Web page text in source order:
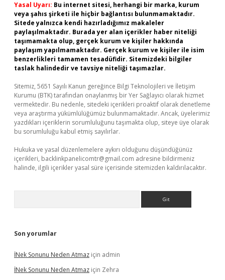
Yasal Uyarı: Bu internet sitesi, herhangi bir marka, kurum
veya şahıs şirketi ile hiçbir bağlantısı bulunmamaktadır.
Sitede yalnızca kendi hazırladığımız makaleler
paylaşılmaktadır. Burada yer alan içerikler haber niteliği
taşımamakta olup, gerçek kurum ve kişiler hakkında
paylaşım yapılmamaktadır. Gerçek kurum ve kişiler ile isim
benzerlikleri tamamen tesadüfidir. Sitemizdeki bilgiler
taslak halindedir ve tavsiye niteliği taşımazlar.
Sitemiz, 5651 Sayılı Kanun gereğince Bilgi Teknolojileri ve İletişim
Kurumu (BTK) tarafından onaylanmış bir Yer Sağlayıcı olarak hizmet
vermektedir. Bu nedenle, sitedeki içerikleri proaktif olarak denetleme
veya araştırma yükümlülüğümüz bulunmamaktadır. Ancak, üyelerimiz
yazdıkları içeriklerin sorumluluğunu taşımakta olup, siteye üye olarak
bu sorumluluğu kabul etmiş sayılırlar.
Hukuka ve yasal düzenlemelere aykırı olduğunu düşündüğünüz
içerikleri, backlinkpanelicomtr@gmail.com adresine bildirmeniz
halinde, ilgili içerikler yasal süre içerisinde sitemizden kaldırılacaktır.
Son yorumlar
İNek Sonunu Neden Atmaz için admin
İNek Sonunu Neden Atmaz için Zehra